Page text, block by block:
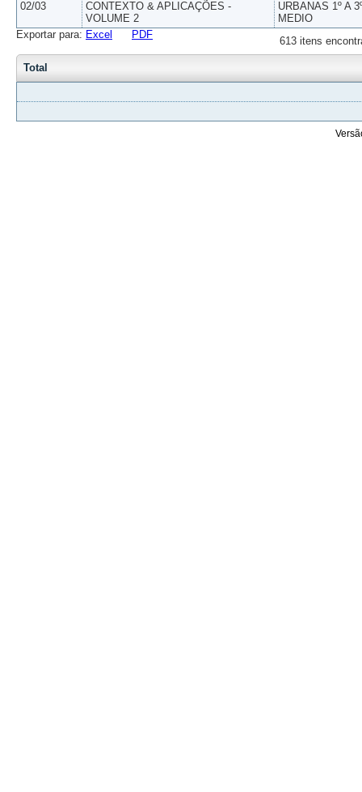
02/03
CONTEXTO & APLICAÇÕES -
VOLUME 2
URBANAS 1º A
MEDIO
613 itens
Exportar para: Excel PDF
Total